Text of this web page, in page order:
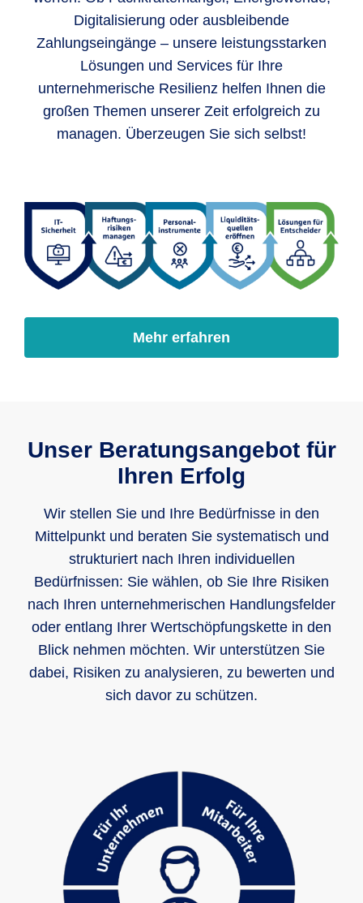
Digitalisierung oder ausbleibende
Zahlungseingänge – unsere leistungsstarken
Lösungen und Services für Ihre
unternehmerische Resilienz helfen Ihnen die
großen Themen unserer Zeit erfolgreich zu
managen. Überzeugen Sie sich selbst!
Mehr erfahren
Unser Beratungsangebot für
Ihren Erfolg
Wir stellen Sie und Ihre Bedürfnisse in den
Mittelpunkt und beraten Sie systematisch und
strukturiert nach Ihren individuellen
Bedürfnissen: Sie wählen, ob Sie Ihre Risiken
nach Ihren unternehmerischen Handlungsfelder
oder entlang Ihrer Wertschöpfungskette in den
Blick nehmen möchten. Wir unterstützen Sie
dabei, Risiken zu analysieren, zu bewerten und
sich davor zu schützen.